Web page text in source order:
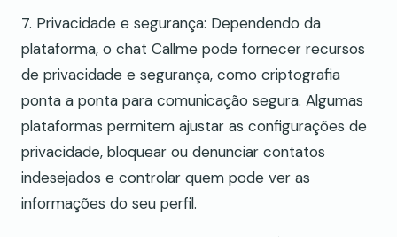
7. Privacidade e segurança: Dependendo da
plataforma, o chat Callme pode fornecer recursos
de privacidade e segurança, como criptografia
ponta a ponta para comunicação segura. Algumas
plataformas permitem ajustar as configurações de
privacidade, bloquear ou denunciar contatos
indesejados e controlar quem pode ver as
informações do seu perfil.